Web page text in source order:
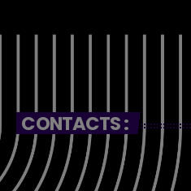
CONTACTS :